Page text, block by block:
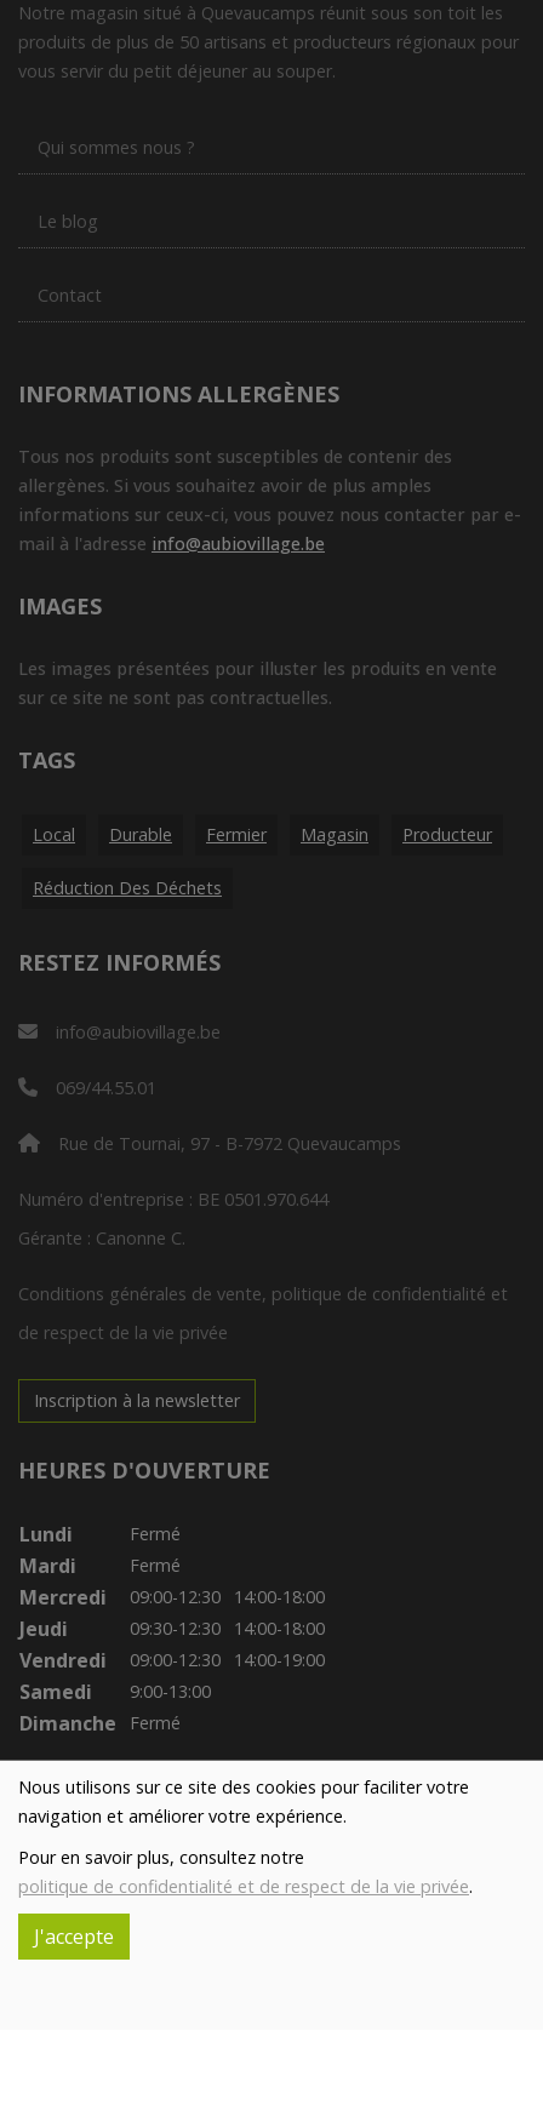
Nous utilisons sur ce site des cookies pour faciliter votre
navigation et améliorer votre expérience.
Pour en savoir plus, consultez notre
politique de confidentialité et de respect de la vie privée.
J'accepte
Notre magasin situé à Quevaucamps réunit sous son toit les
produits de plus de 50 artisans et producteurs régionaux pour
vous servir du petit déjeuner au souper.
Qui sommes nous ?
Le blog
Contact
INFORMATIONS ALLERGÈNES
Tous nos produits sont susceptibles de contenir des
allergènes. Si vous souhaitez avoir de plus amples
informations sur ceux-ci, vous pouvez nous contacter par e-
mail à l'adresse info@aubiovillage.be
IMAGES
Les images présentées pour illuster les produits en vente
sur ce site ne sont pas contractuelles.
TAGS
Local Durable Fermier Magasin Producteur
Réduction Des Déchets
RESTEZ INFORMÉS
info@aubiovillage.be
069/44.55.01
Rue de Tournai, 97 - B-7972 Quevaucamps
Numéro d'entreprise : BE 0501.970.644
Gérante : Canonne C.
Conditions générales de vente, politique de confidentialité et
de respect de la vie privée
Inscription à la newsletter
HEURES D'OUVERTURE
Lundi Fermé
Mardi Fermé
Mercredi 09:00-12:30 14:00-18:00
Jeudi 09:30-12:30 14:00-18:00
Vendredi 09:00-12:30 14:00-19:00
Samedi 9:00-13:00
Dimanche Fermé